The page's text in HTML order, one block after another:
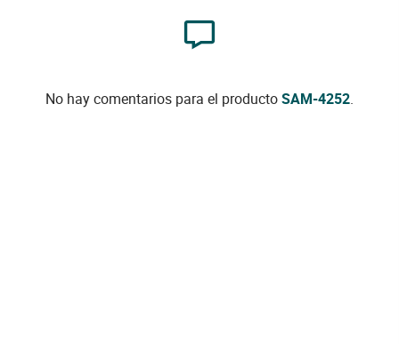
No hay comentarios para el productoSAM-4252.